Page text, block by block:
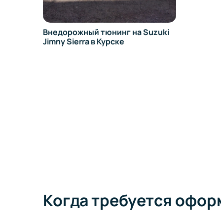
Внедорожный тюнинг на Suzuki
Jimny Sierra в Курске
Когда требуется